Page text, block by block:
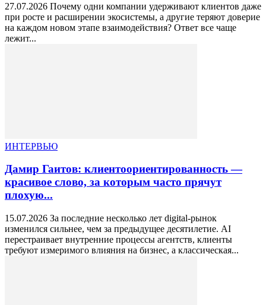
27.07.2026 Почему одни компании удерживают клиентов даже
при росте и расширении экосистемы, а другие теряют доверие
на каждом новом этапе взаимодействия? Ответ все чаще
лежит...
ИНТЕРВЬЮ
Дамир Гаитов: клиентоориентированность —
красивое слово, за которым часто прячут
плохую...
15.07.2026 За последние несколько лет digital-рынок
изменился сильнее, чем за предыдущее десятилетие. AI
перестраивает внутренние процессы агентств, клиенты
требуют измеримого влияния на бизнес, а классическая...